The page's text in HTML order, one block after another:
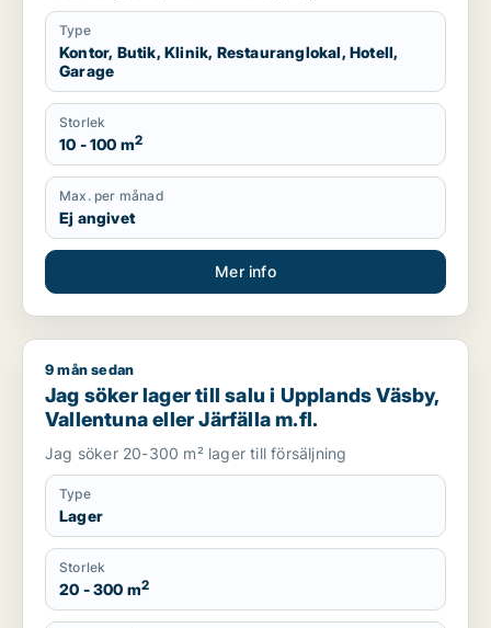
Type
Kontor, Butik, Klinik, Restauranglokal, Hotell,
Garage
Storlek
10 - 100 m2
Max. per månad
Ej angivet
Mer info
Jag söker lager till salu i Upplands Väsby, Vallentuna eller
9 mån sedan
Jag söker lager till salu i Upplands Väsby,
Vallentuna eller Järfälla m.fl.
Jag söker 20-300 m² lager till försäljning
Type
Lager
Storlek
20 - 300 m2